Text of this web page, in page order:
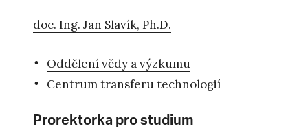
doc. Ing. Jan Slavík, Ph.D.
Oddělení vědy a výzkumu
Centrum transferu technologií
Prorektorka pro studium